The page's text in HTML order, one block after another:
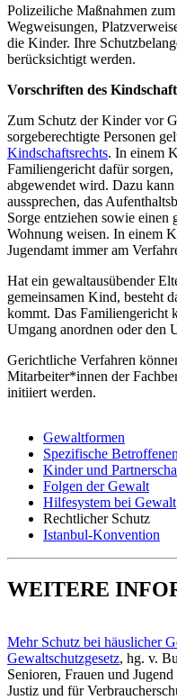
Polizeiliche Maßnahmen
Wegweisungen,
die Kinder. Ihre
berücksichtigt werden.
Vorschriften des
Zum Schutz der Kinder vor
sorgeberechtigte Personen
Kindschaftsrechts. In einem
Familiengericht dafür
abgewendet wird. Dazu
aussprechen, das
Sorge entziehen sowie einen
Wohnung weisen. In einem
Jugendamt immer am
Hat ein gewaltausübender
gemeinsamen Kind, besteht
kommt. Das Familiengericht
Umgang anordnen oder den
Gerichtliche Verfahren
Mitarbeiter*innen der
initiiert werden.
Gewaltformen
Spezifische
Kinder und
Folgen der Gewalt
Hilfesystem bei Gewalt
Rechtlicher Schutz
Istanbul-Konvention
WEITERE
Mehr Schutz bei häuslicher
Gewaltschutzgesetz, hg. v.
Senioren, Frauen und
Justiz und für